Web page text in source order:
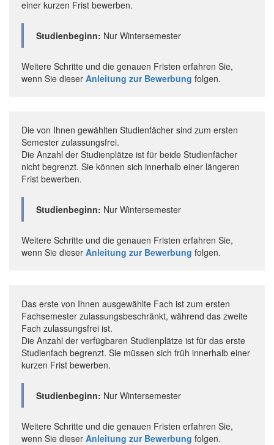
einer kurzen Frist bewerben.
Studienbeginn: Nur Wintersemester
Weitere Schritte und die genauen Fristen erfahren Sie,
wenn Sie dieser Anleitung zur Bewerbung folgen.
Die von Ihnen gewählten Studienfächer sind zum ersten
Semester zulassungsfrei.
Die Anzahl der Studienplätze ist für beide Studienfächer
nicht begrenzt. Sie können sich innerhalb einer längeren
Frist bewerben.
Studienbeginn: Nur Wintersemester
Weitere Schritte und die genauen Fristen erfahren Sie,
wenn Sie dieser Anleitung zur Bewerbung folgen.
Das erste von Ihnen ausgewählte Fach ist zum ersten
Fachsemester zulassungsbeschränkt, während das zweite
Fach zulassungsfrei ist.
Die Anzahl der verfügbaren Studienplätze ist für das erste
Studienfach begrenzt. Sie müssen sich früh innerhalb einer
kurzen Frist bewerben.
Studienbeginn: Nur Wintersemester
Weitere Schritte und die genauen Fristen erfahren Sie,
wenn Sie dieser Anleitung zur Bewerbung folgen.